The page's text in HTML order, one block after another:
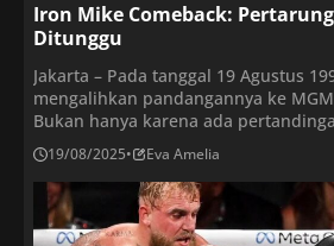
Iron Mike Comeback:
Ditunggu
Jakarta – Pada tanggal 19 Agustus
mengalihkan pandangannya ke
Bukan hanya karena ada
karena seorang legenda—seorang
selama empat tahun—akhirnya
“Iron Mike,” kembali ke atas ring
hukuman penjara, dan kembalinya
pertandingan, melainkan sebuah […]
19/08/2025• Eva Amelia